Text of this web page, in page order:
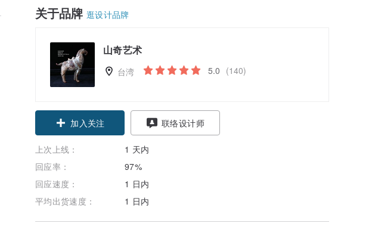
关于品牌 逛设计品牌
山奇艺术
台湾 5.0 (140)
领优惠券
加入关注
联络设计师
上次上线：
1 天内
回应率：
97%
回应速度：
1 日内
平均出货速度：
1 日内